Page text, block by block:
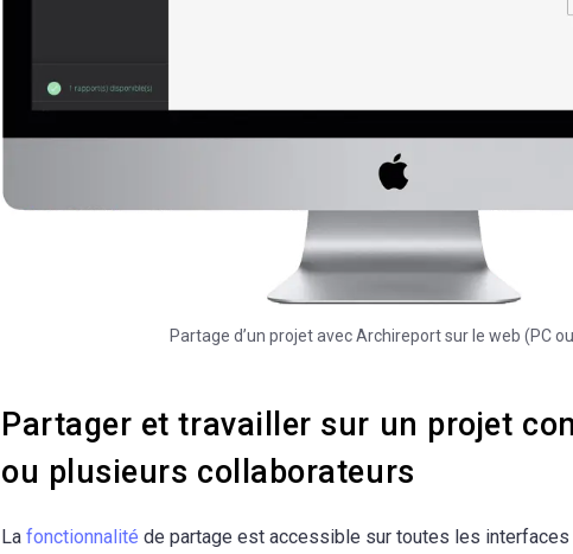
Partage d’un projet avec Archireport sur le web (PC
Partager et travailler sur un projet
ou plusieurs collaborateurs
La fonctionnalité de partage est accessible sur toutes les interfaces